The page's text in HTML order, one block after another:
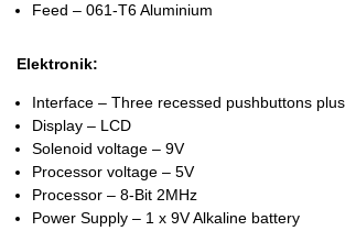
Feed – 061-T6 Aluminium
Elektronik:
Interface – Three recessed pushbuttons
Display – LCD
Solenoid voltage – 9V
Processor voltage – 5V
Processor – 8-Bit 2MHz
Power Supply – 1 x 9V Alkaline battery